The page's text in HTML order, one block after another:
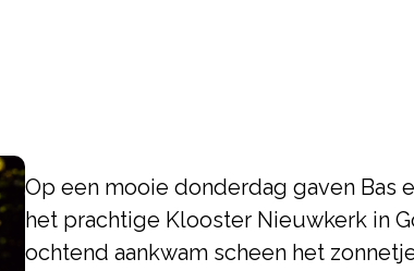
Op een mooie donderdag gaven Bas
het prachtige Klooster Nieuwkerk in
ochtend aankwam scheen het